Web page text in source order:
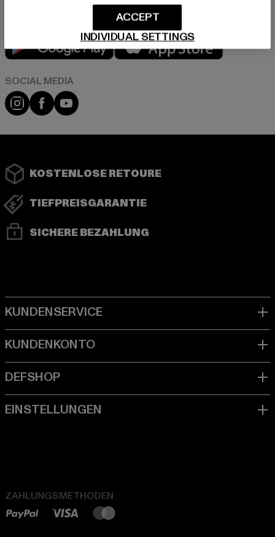
Play market
Instagram
FacebookYouTube
KOSTENLOSE RETOURE
TIEFPREISGARANTIE
SICHERE BEZAHLUNG
ZAHLUNGSMETHODEN
INDIVIDUAL SETTINGS
ACCEPT